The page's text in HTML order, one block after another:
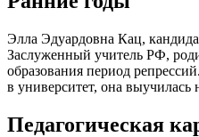
Элла Эдуардовна Кац,
Заслуженный учитель РФ,
образования период
в университет, она выучилась
Педагогическая